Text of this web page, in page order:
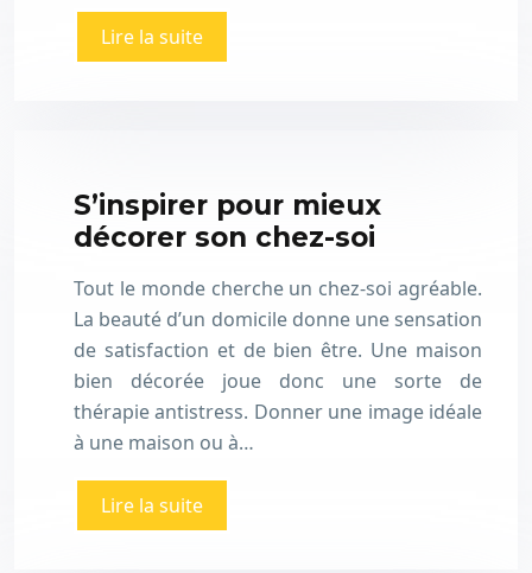
Lire la suite
S’inspirer pour mieux
décorer son chez-soi
Tout le monde cherche un chez-soi agréable.
La beauté d’un domicile donne une sensation
de satisfaction et de bien être. Une maison
bien décorée joue donc une sorte de
thérapie antistress. Donner une image idéale
à une maison ou à…
Lire la suite